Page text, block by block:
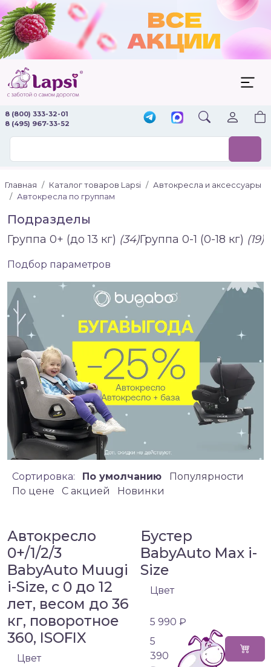
8 (800) 333-32-01
8 (495) 967-33-52
Главная Каталог товаров Lapsi
Автокресла и аксессуары
Автокресла по группам
Подразделы
Группа 0+ (до 13 кг) (34)Группа 0-1 (0-18 кг) (19)
Подбор параметров
Сортировка: По умолчанию
Популярности
По цене
C акцией Новинки
Автокресло
0+/1/2/3
BabyAuto Muugi
i-Size, с 0 до 12
лет, весом до 36
кг, поворотное
360, ISOFIX
Цвет
Бустер
BabyAuto Max i-
Size
Цвет
5 990 ₽
5
390